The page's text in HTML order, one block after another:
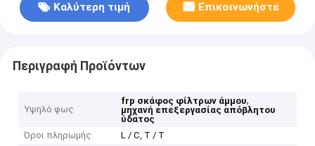
Καλύτερη τιμή Επικοινωνήστε
Περιγραφή Προϊόντων
Υψηλό φως
frp σκάφος φίλτρων άμμου,
μηχανή επεξεργασίας απόβλητου
ύδατος
Όροι πληρωμής
L / C, T / T